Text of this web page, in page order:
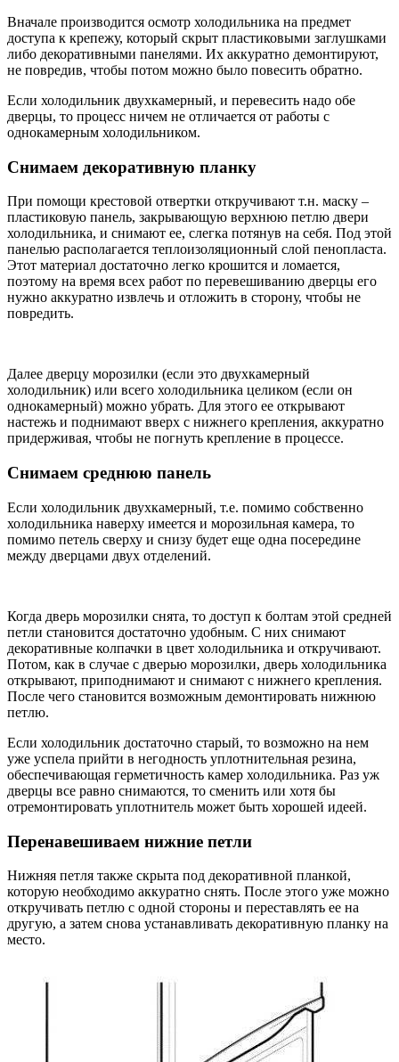
Вначале производится осмотр холодильника на предмет
доступа к крепежу, который скрыт пластиковыми заглушками
либо декоративными панелями. Их аккуратно демонтируют,
не повредив, чтобы потом можно было повесить обратно.
Если холодильник двухкамерный, и перевесить надо обе
дверцы, то процесс ничем не отличается от работы с
однокамерным холодильником.
Снимаем декоративную планку
При помощи крестовой отвертки откручивают т.н. маску –
пластиковую панель, закрывающую верхнюю петлю двери
холодильника, и снимают ее, слегка потянув на себя. Под этой
панелью располагается теплоизоляционный слой пенопласта.
Этот материал достаточно легко крошится и ломается,
поэтому на время всех работ по перевешиванию дверцы его
нужно аккуратно извлечь и отложить в сторону, чтобы не
повредить.
Далее дверцу морозилки (если это двухкамерный
холодильник) или всего холодильника целиком (если он
однокамерный) можно убрать. Для этого ее открывают
настежь и поднимают вверх с нижнего крепления, аккуратно
придерживая, чтобы не погнуть крепление в процессе.
Снимаем среднюю панель
Если холодильник двухкамерный, т.е. помимо собственно
холодильника наверху имеется и морозильная камера, то
помимо петель сверху и снизу будет еще одна посередине
между дверцами двух отделений.
Когда дверь морозилки снята, то доступ к болтам этой средней
петли становится достаточно удобным. С них снимают
декоративные колпачки в цвет холодильника и откручивают.
Потом, как в случае с дверью морозилки, дверь холодильника
открывают, приподнимают и снимают с нижнего крепления.
После чего становится возможным демонтировать нижнюю
петлю.
Если холодильник достаточно старый, то возможно на нем
уже успела прийти в негодность уплотнительная резина,
обеспечивающая герметичность камер холодильника. Раз уж
дверцы все равно снимаются, то сменить или хотя бы
отремонтировать уплотнитель может быть хорошей идеей.
Перенавешиваем нижние петли
Нижняя петля также скрыта под декоративной планкой,
которую необходимо аккуратно снять. После этого уже можно
откручивать петлю с одной стороны и переставлять ее на
другую, а затем снова устанавливать декоративную планку на
место.